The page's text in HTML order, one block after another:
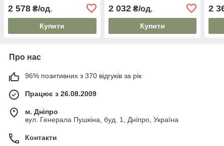
2 578 ₴/од.
Купити
2 032₴/од.
Купити
2
Про нас
96% позитивних з 370 відгуків за рік
Працює з 26.08.2009
м. Дніпро
вул. Генерала Пушкіна, буд. 1, Дніпро, Україна
Контакти